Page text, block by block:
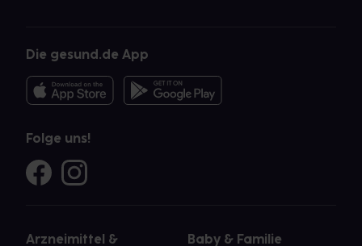
Die gesund.de App
Folge uns!
Arzneimittel &
Baby & Familie